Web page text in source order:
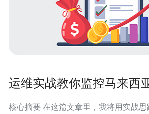
运维实战教你监控马来西
核心摘要 在这篇文章里，我将用实战